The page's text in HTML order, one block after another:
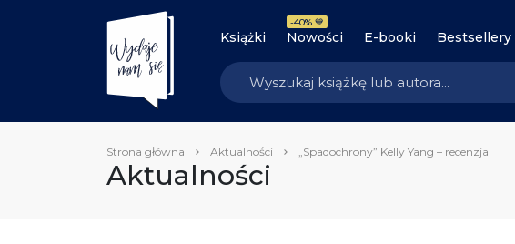
Książki Nowości
-40% 💙
E-booki Bestsellery
Strona główna Aktualności „Spadochrony” Kelly Yang – recenzja
Aktualności